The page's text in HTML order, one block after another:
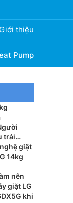
Giới thiệu
Pump
trải
giặt
14kg
nên
giặt LG
khi